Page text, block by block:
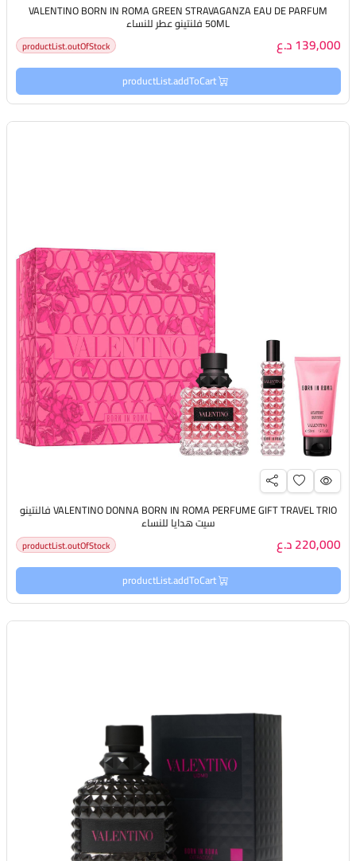
VALENTINO BORN IN ROMA GREEN STRAVAGANZA EAU DE PARFUM
50ML فلنتينو عطر للنساء
139,000 د.ع productList.outOfStock
productList.addToCart
VALENTINO DONNA BORN IN ROMA PERFUME GIFT TRAVEL TRIO فالنتينو
سيت هدايا للنساء
220,000 د.ع productList.outOfStock
productList.addToCart